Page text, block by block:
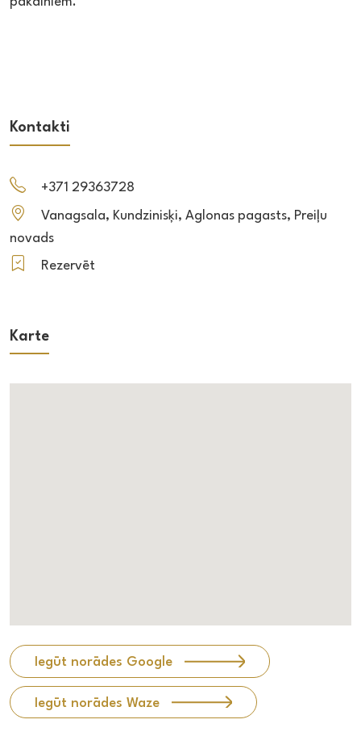
Kontakti
+371 29363728
Vanagsala, Kundzinisķi, Aglonas pagasts, Preiļu
novads
Rezervēt
Karte
Iegūt norādes Google
Iegūt norādes Waze